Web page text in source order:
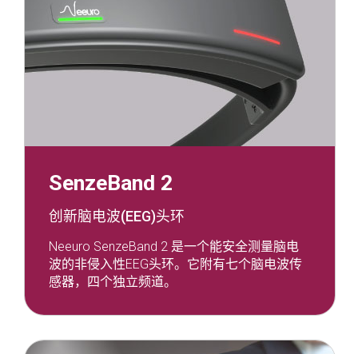
SenzeBand 2
创新脑电波(EEG)头环
Neeuro SenzeBand 2 是一个能安全测量脑电
波的⾮侵⼊性EEG头环。它附有七个脑电波传
感器，四个独立频道。